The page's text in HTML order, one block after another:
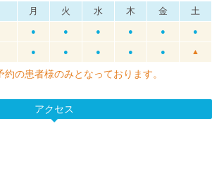
月 火 水 木 金
土
● ● ● ● ● ●
● ● ● ● ● ▲
の患者様のみとなっております。
アクセス